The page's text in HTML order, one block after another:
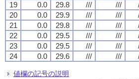
19
0.0 29.8 /// ///
20
0.0 29.9 /// ///
21
0.0 29.8 /// ///
22
0.0 29.5 /// ///
23
0.0 29.5 /// ///
24
0.0 29.6 /// ///
値欄の記号の説明